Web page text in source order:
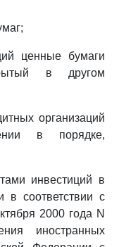
ценные бумаги
в другом
организаций
в порядке,
инвестиций в
в соответствии с
2000 года N
иностранных